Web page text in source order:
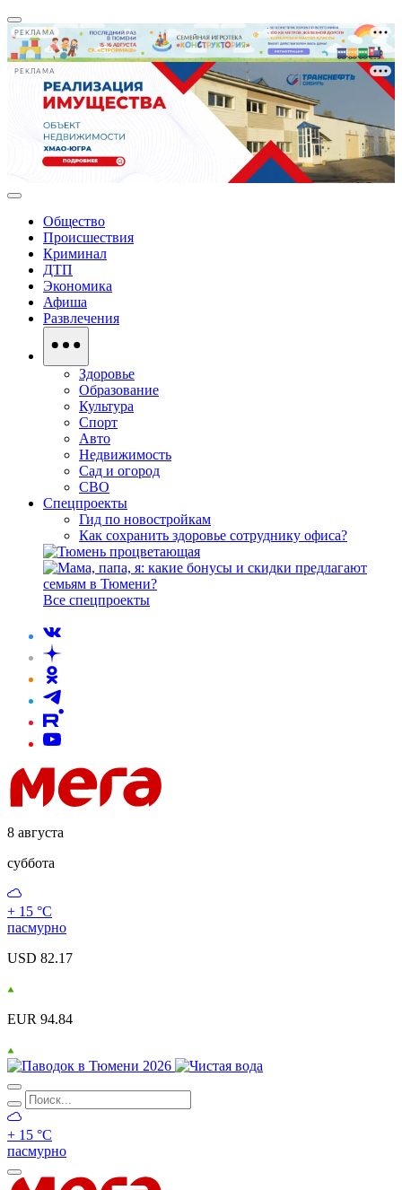
РЕКЛАМА
РЕКЛАМА
Общество
Происшествия
Криминал
ДТП
Экономика
Афиша
Развлечения
Здоровье
Образование
Культура
Спорт
Авто
Недвижимость
Сад и огород
СВО
Спецпроекты
Гид по новостройкам
Как сохранить здоровье сотруднику офиса?
Все спецпроекты
8 августа
суббота
+ 15 °С
пасмурно
USD 82.17
EUR 94.84
+ 15 °С
пасмурно